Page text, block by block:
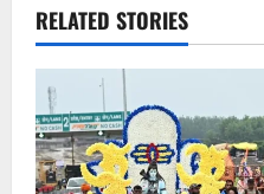
RELATED STORIES